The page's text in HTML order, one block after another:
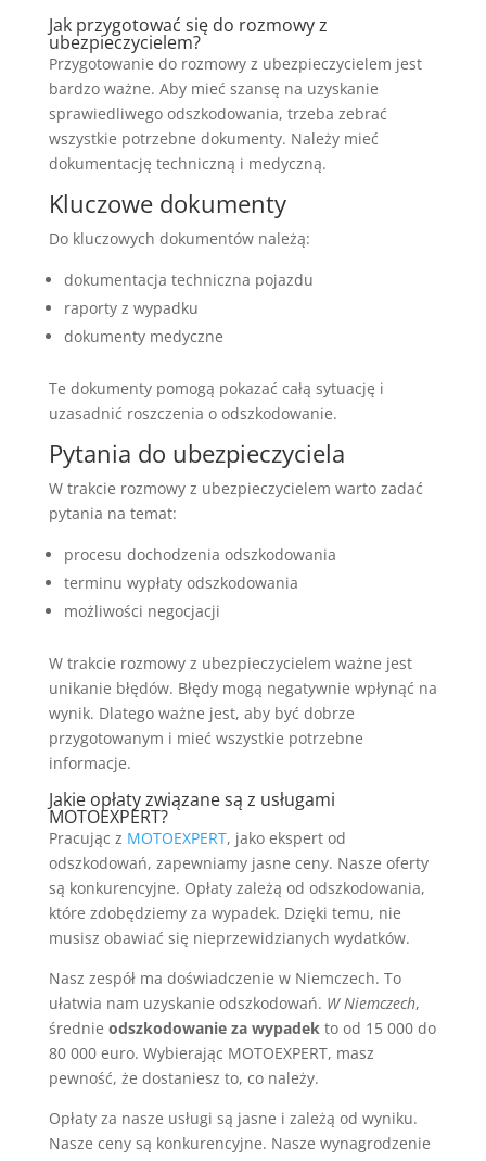
Jak przygotować się do rozmowy z
ubezpieczycielem?
Przygotowanie do rozmowy z ubezpieczycielem jest
bardzo ważne. Aby mieć szansę na uzyskanie
sprawiedliwego odszkodowania, trzeba zebrać
wszystkie potrzebne dokumenty. Należy mieć
dokumentację techniczną i medyczną.
Kluczowe dokumenty
Do kluczowych dokumentów należą:
dokumentacja techniczna pojazdu
raporty z wypadku
dokumenty medyczne
Te dokumenty pomogą pokazać całą sytuację i
uzasadnić roszczenia o odszkodowanie.
Pytania do ubezpieczyciela
W trakcie rozmowy z ubezpieczycielem warto zadać
pytania na temat:
procesu dochodzenia odszkodowania
terminu wypłaty odszkodowania
możliwości negocjacji
W trakcie rozmowy z ubezpieczycielem ważne jest
unikanie błędów. Błędy mogą negatywnie wpłynąć na
wynik. Dlatego ważne jest, aby być dobrze
przygotowanym i mieć wszystkie potrzebne
informacje.
Jakie opłaty związane są z usługami
MOTOEXPERT?
Pracując z MOTOEXPERT, jako ekspert od
odszkodowań, zapewniamy jasne ceny. Nasze oferty
są konkurencyjne. Opłaty zależą od odszkodowania,
które zdobędziemy za wypadek. Dzięki temu, nie
musisz obawiać się nieprzewidzianych wydatków.
Nasz zespół ma doświadczenie w Niemczech. To
ułatwia nam uzyskanie odszkodowań. W Niemczech,
średnie odszkodowanie za wypadekto od 15 000 do
80 000 euro. Wybierając MOTOEXPERT, masz
pewność, że dostaniesz to, co należy.
Opłaty za nasze usługi są jasne i zależą od wyniku.
Nasze ceny są konkurencyjne. Nasze wynagrodzenie